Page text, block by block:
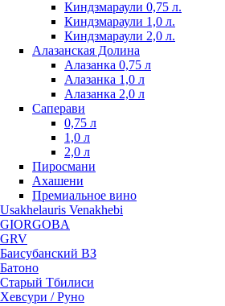
Киндзмараули 0,75 л.
Киндзмараули 1,0 л.
Киндзмараули 2,0 л.
Алазанская Долина
Алазанка 0,75 л
Алазанка 1,0 л
Алазанка 2,0 л
Саперави
0,75 л
1,0 л
2,0 л
Пиросмани
Ахашени
Премиальное вино
Usakhelauris Venakhebi
GIORGOBA
GRV
Баисубанский ВЗ
Батоно
Старый Тбилиси
Хевсури / Руно